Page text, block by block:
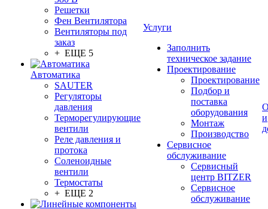
Решетки
Фен Вентилятора
Вентиляторы под
заказ
+ ЕЩЕ 5
Автоматика
SAUTER
Регуляторы
давления
Терморегулирующие
вентили
Реле давления и
протока
Соленоидные
вентили
Термостаты
+ ЕЩЕ 2
Услуги
Заполнить
техническое задание
Проектирование
Проектирование
Подбор и
поставка
оборудования
Монтаж
Производство
Сервисное
обслуживание
Сервисный
центр BITZER
Сервисное
обслуживание
и